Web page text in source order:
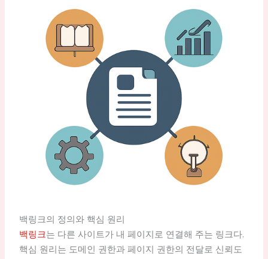
백링크의 정의와 핵심 원리
백링크는 다른 사이트가 내 페이지로 연결해 주는 링크다.
핵심 원리는 도메인 권한과 페이지 권한의 전달로 신뢰도